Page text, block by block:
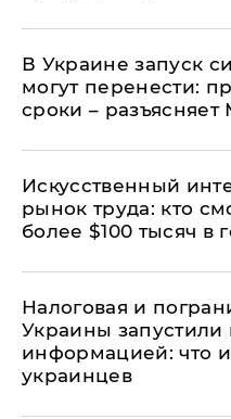
В Украине запуск
могут перенести:
сроки –
Искусственный
рынок труда: кто
более $100 тысяч в
Налоговая и
Украины
информацией: что
украинцев